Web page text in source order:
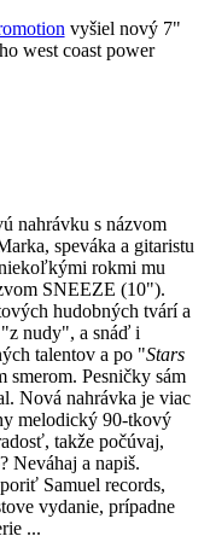
vyšiel nový 7"
west coast power
nahrávku s názvom
speváka a gitaristu
rokmi mu
SNEEZE (10").
hudobných tvárí a
nudy", a snáď i
talentov a po "Stars
smerom. Pesničky sám
Nová nahrávka je viac
melodický 90-tkový
takže počúvaj,
Neváhaj a napiš.
Samuel records,
vydanie, prípadne
...